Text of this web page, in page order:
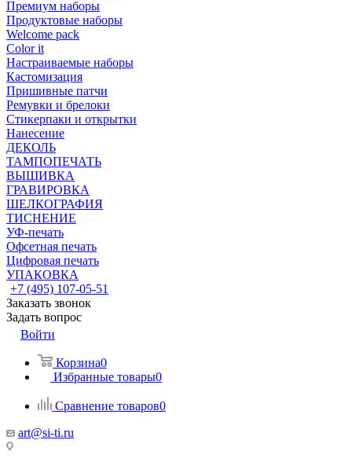
Премиум наборы
Продуктовые наборы
Welcome pack
Color it
Настраиваемые наборы
Кастомизация
Пришивные патчи
Ремувки и брелоки
Стикерпаки и открытки
Нанесение
ДЕКОЛЬ
ТАМПОПЕЧАТЬ
ВЫШИВКА
ГРАВИРОВКА
ШЕЛКОГРАФИЯ
ТИСНЕНИЕ
УФ-печать
Офсетная печать
Цифровая печать
УПАКОВКА
+7 (495) 107-05-51
Заказать звонок
Задать вопрос
Войти
Корзина0
Избранные товары0
Сравнение товаров0
art@si-ti.ru